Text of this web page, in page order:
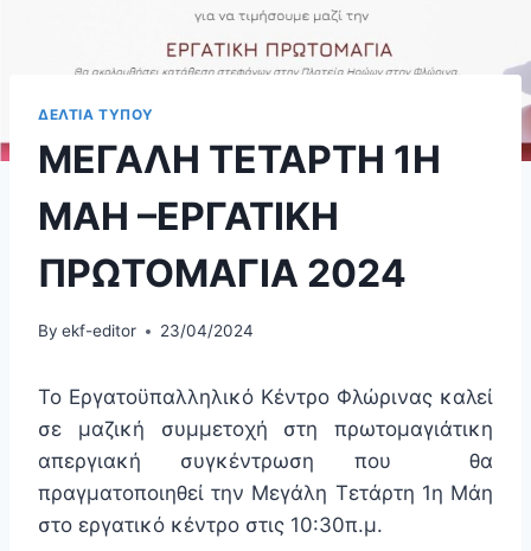
ΔΕΛΤΙΑ ΤΥΠΟΥ
ΜΕΓΑΛΗ ΤΕΤΑΡΤΗ 1Η
ΜΑΗ –ΕΡΓΑΤΙΚΗ
ΠΡΩΤΟΜΑΓΙΑ 2024
By ekf-editor 23/04/2024
Το Εργατοϋπαλληλικό Κέντρο Φλώρινας καλεί
σε μαζική συμμετοχή στη πρωτομαγιάτικη
απεργιακή συγκέντρωση που θα
πραγματοποιηθεί την Μεγάλη Τετάρτη 1η Μάη
στο εργατικό κέντρο στις 10:30π.μ.